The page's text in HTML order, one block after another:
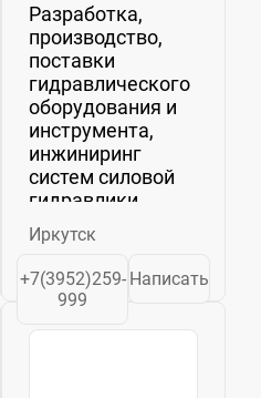
Разработка,
производство,
поставки
гидравлического
оборудования и
инструмента,
инжиниринг
систем силовой
гидравлики.
Технологическое
оборудование
компании
позволяет
полный цикл
Иркутск
+7(3952)259-
999
Написать